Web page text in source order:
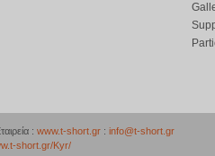
: www.t-short.gr : info@t-short.gr
short.gr/Kyr/